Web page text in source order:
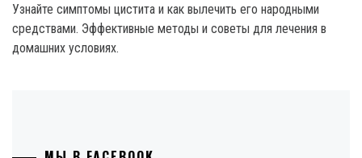
Узнайте симптомы цистита и как вылечить его народными
средствами. Эффективные методы и советы для лечения в
домашних условиях.